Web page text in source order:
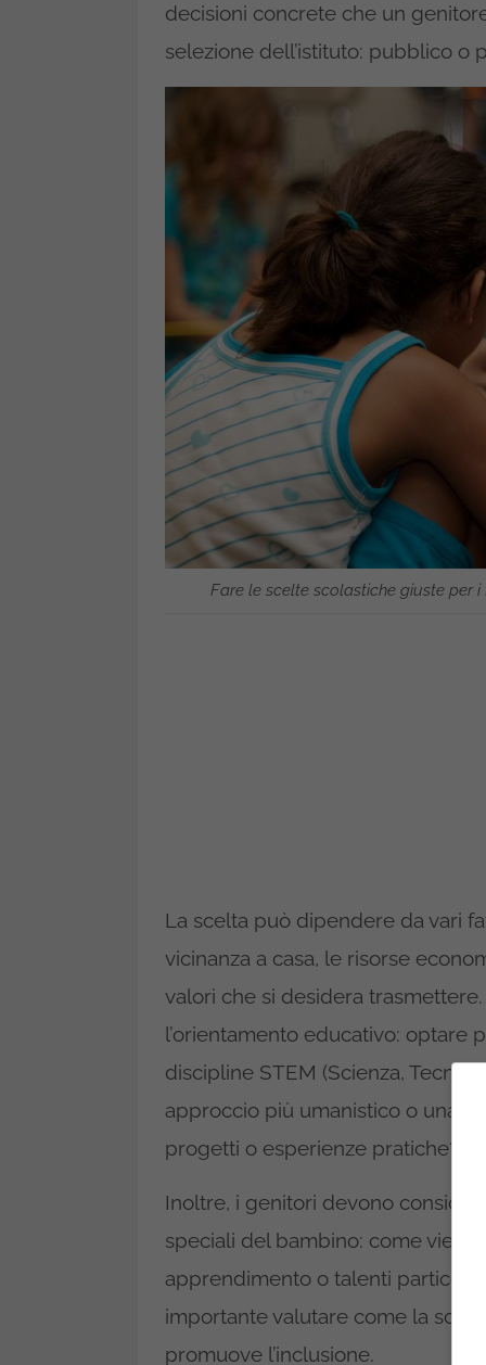
decisioni concrete che un
selezione dell’istituto: pubblico o
Fare le scelte scolastiche giuste per
La scelta può dipendere da vari
vicinanza a casa, le risorse
valori che si desidera
l’orientamento educativo: optare
discipline STEM (Scienza,
approccio più umanistico o una
progetti o esperienze pratiche?
Inoltre, i genitori devono
speciali del bambino: come viene
apprendimento o talenti
importante valutare come la
promuove l’inclusione.